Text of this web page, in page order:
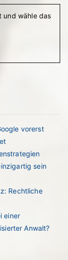
und wähle das
vorerst
sein
Rechtliche
einer
Anwalt?